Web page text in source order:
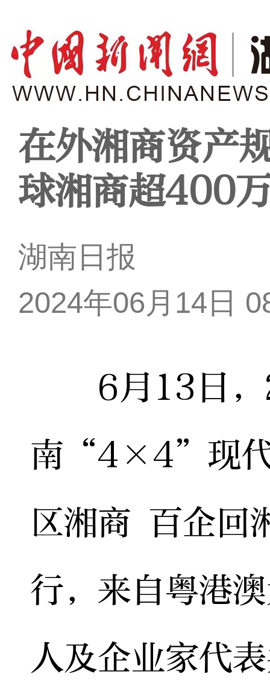
在外湘商资产
球湘商超400
湖南日报
2024年06月14日
6月13日，
南“4×4”现代
区湘商 百企回
行，来自粤港
人及企业家代